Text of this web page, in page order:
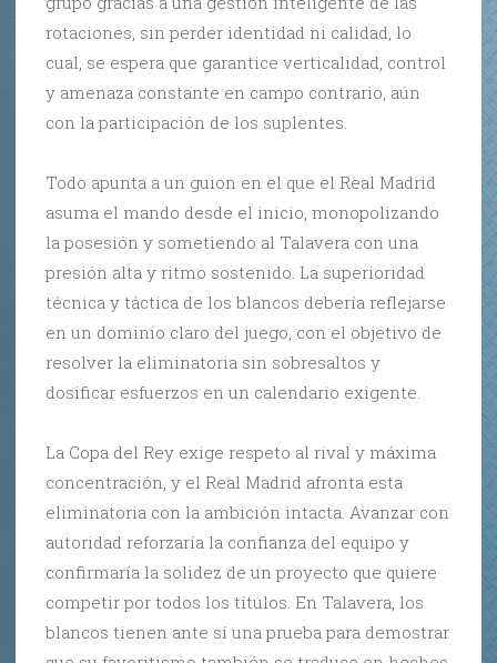
rotaciones, sin perder identidad ni calidad, lo
cual, se espera que garantice verticalidad, control
y amenaza constante en campo contrario, aún
con la participación de los suplentes.
Todo apunta a un guion en el que el Real Madrid
asuma el mando desde el inicio, monopolizando
la posesión y sometiendo al Talavera con una
presión alta y ritmo sostenido. La superioridad
técnica y táctica de los blancos debería reflejarse
en un dominio claro del juego, con el objetivo de
resolver la eliminatoria sin sobresaltos y
dosificar esfuerzos en un calendario exigente.
La Copa del Rey exige respeto al rival y máxima
concentración, y el Real Madrid afronta esta
eliminatoria con la ambición intacta. Avanzar con
autoridad reforzaría la confianza del equipo y
confirmaría la solidez de un proyecto que quiere
competir por todos los títulos. En Talavera, los
blancos tienen ante sí una prueba para demostrar